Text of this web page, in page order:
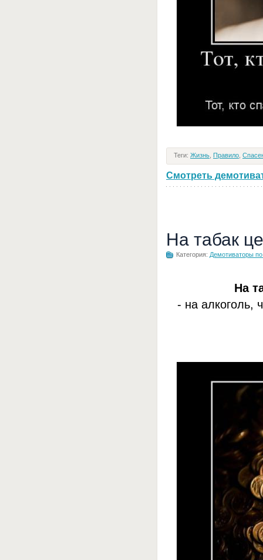
Теги: Жизнь Правило
Смотреть
На табак
Категория: Демотиваторы
На
- на алкоголь,